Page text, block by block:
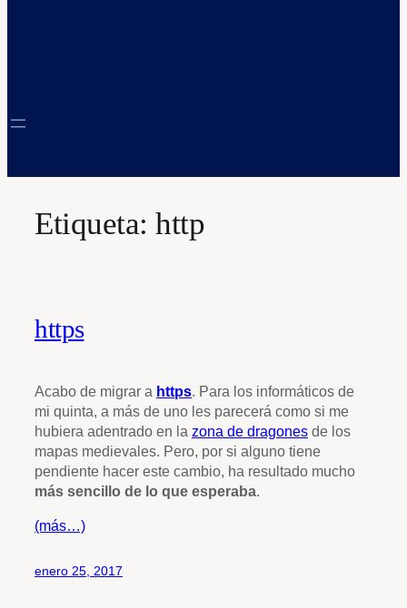
Etiqueta: http
https
Acabo de migrar a https. Para los informáticos de
mi quinta, a más de uno les parecerá como si me
hubiera adentrado en la zona de dragones de los
mapas medievales. Pero, por si alguno tiene
pendiente hacer este cambio, ha resultado mucho
más sencillo de lo que esperaba.
(más…)
enero 25, 2017